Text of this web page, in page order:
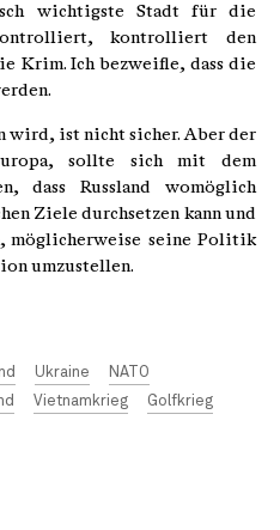
wichtigste Stadt für die
kontrolliert den
Krim. Ich bezweifle, dass die
wird, ist nicht sicher. Aber der
sollte sich mit dem
dass Russland womöglich
Ziele durchsetzen kann und
möglicherweise seine Politik
umzustellen.
Ukraine
NATO
Vietnamkrieg
Golfkrieg